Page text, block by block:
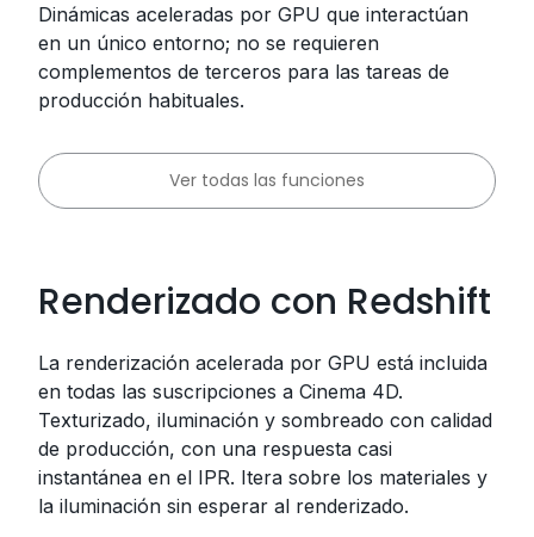
Dinámicas aceleradas por GPU que interactúan
en un único entorno; no se requieren
complementos de terceros para las tareas de
producción habituales.
Ver todas las funciones
Renderizado con Redshift
La renderización acelerada por GPU está incluida
en todas las suscripciones a Cinema 4D.
Texturizado, iluminación y sombreado con calidad
de producción, con una respuesta casi
instantánea en el IPR. Itera sobre los materiales y
la iluminación sin esperar al renderizado.